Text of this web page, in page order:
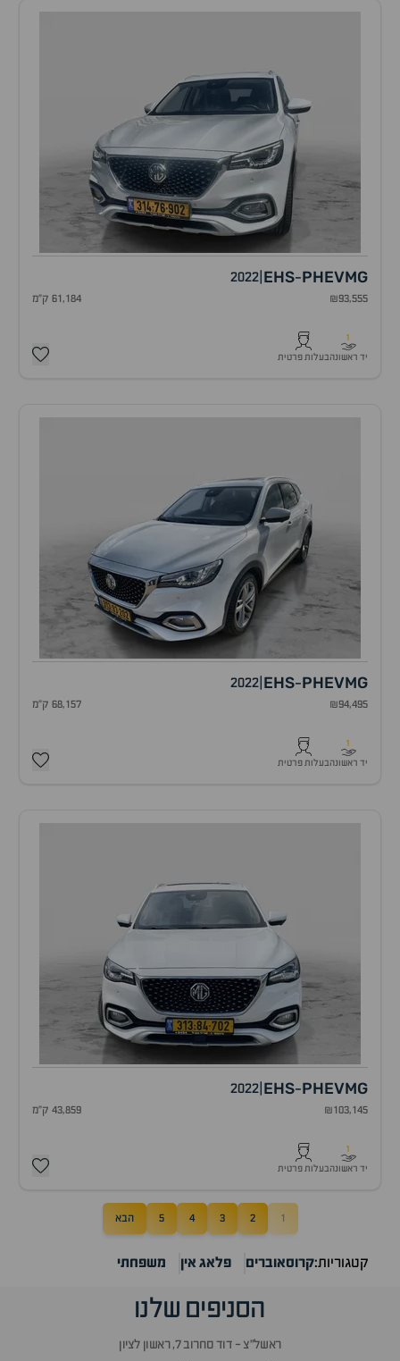
MG
EHS-PHEV
2022
₪93,555 61,184 ק"מ
1
יד ראשונהבעלות פרטית
MG
EHS-PHEV
2022
₪94,495 68,157 ק"מ
1
יד ראשונהבעלות פרטית
MG
EHS-PHEV
2022
₪103,145 43,859 ק"מ
1
יד ראשונהבעלות פרטית
1
2
3
4
5 הבא
קטגוריות:קרוסאוברים פלאג אין משפחתי
הסניפים שלנו
ראשל״צ - דוד סחרוב 7, ראשון לציון